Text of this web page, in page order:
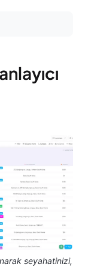
seyahatinizi,